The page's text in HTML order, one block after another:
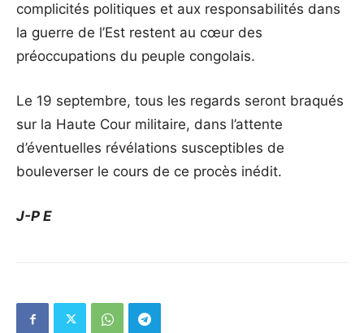
complicités politiques et aux responsabilités dans
la guerre de l’Est restent au cœur des
préoccupations du peuple congolais.
Le 19 septembre, tous les regards seront braqués
sur la Haute Cour militaire, dans l’attente
d’éventuelles révélations susceptibles de
bouleverser le cours de ce procès inédit.
J-P E